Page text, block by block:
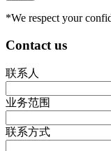
*We respect your
Contact us
联系人
业务范围
联系方式